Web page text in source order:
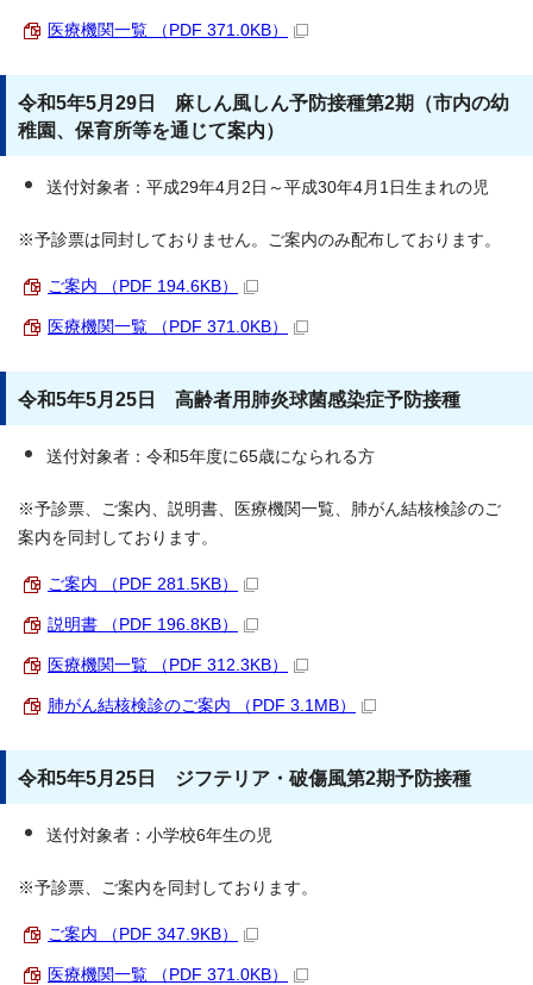
医療機関一覧 （PDF 371.0KB）
令和5年5月29日 麻しん風しん予防接種第2期（市内の幼
稚園、保育所等を通じて案内）
送付対象者：平成29年4月2日～平成30年4月1日生まれの児
※予診票は同封しておりません。ご案内のみ配布しております。
ご案内 （PDF 194.6KB）
医療機関一覧 （PDF 371.0KB）
令和5年5月25日 高齢者用肺炎球菌感染症予防接種
送付対象者：令和5年度に65歳になられる方
※予診票、ご案内、説明書、医療機関一覧、肺がん結核検診のご
案内を同封しております。
ご案内 （PDF 281.5KB）
説明書 （PDF 196.8KB）
医療機関一覧 （PDF 312.3KB）
肺がん結核検診のご案内 （PDF 3.1MB）
令和5年5月25日 ジフテリア・破傷風第2期予防接種
送付対象者：小学校6年生の児
※予診票、ご案内を同封しております。
ご案内 （PDF 347.9KB）
医療機関一覧 （PDF 371.0KB）